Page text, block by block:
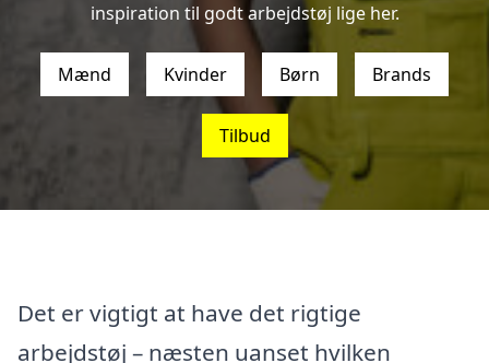
inspiration til godt arbejdstøj lige her.
Mænd Kvinder Børn Brands
Tilbud
Det er vigtigt at have det rigtige
arbejdstøj – næsten uanset hvilken